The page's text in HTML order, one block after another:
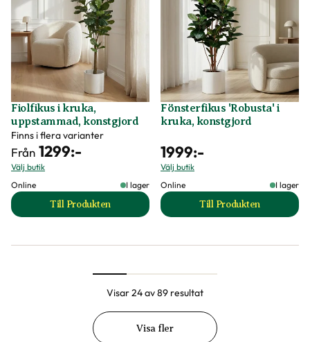
Fiolfikus i kruka,
uppstammad, konstgjord
Finns i flera varianter
Från 1299:-
Välj butik
Online
I lager
Till Produkten
till Fiolfikus i kruka, uppstammad, konstgjord
Fönsterfikus 'Robusta' i
kruka, konstgjord
1999:-
Välj butik
Online
I lager
Till Produkten
till Fönsterfikus
Visar 24 av 89 resultat
Visa fler